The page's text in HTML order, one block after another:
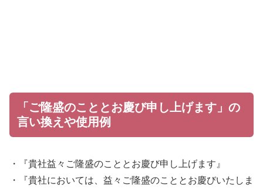
「ご隆盛のこととお慶び申し上げます」の
言い換えや使用例
・『貴社益々ご隆盛のこととお慶び申し上げます』
・『貴社においては、益々ご隆盛のこととお慶びいたしま